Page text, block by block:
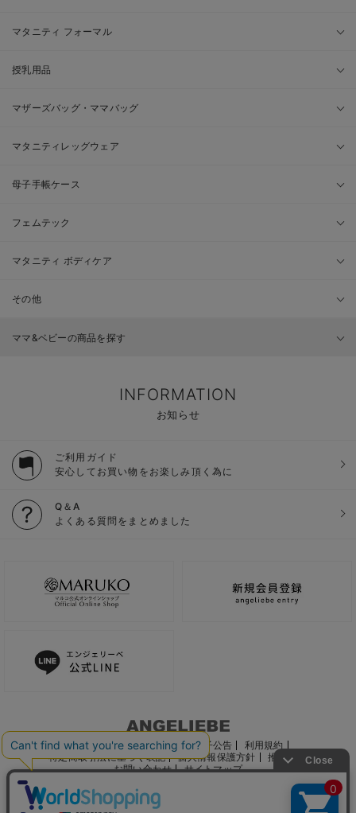
マタニティ フォーマル
授乳用品
マザーズバッグ・ママバッグ
マタニティレッグウェア
母子手帳ケース
フェムテック
マタニティ ボディケア
その他
ママ&ベビーの商品を探す
INFORMATION
お知らせ
ご利用ガイド
安心してお買い物をお楽しみ頂く為に
Q＆A
よくある質問をまとめました
ご利用ガイド 会社概要 電子公告
利用規約
特定商取引法に基づく表記
個人情報保護方針
推奨環境
お問い合わせ
サイトマップ